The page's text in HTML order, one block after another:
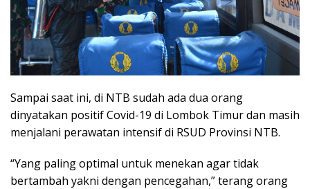
Sampai saat ini, di NTB sudah ada dua orang
dinyatakan positif Covid-19 di Lombok Timur dan masih
menjalani perawatan intensif di RSUD Provinsi NTB.
“Yang paling optimal untuk menekan agar tidak
bertambah yakni dengan pencegahan,” terang orang